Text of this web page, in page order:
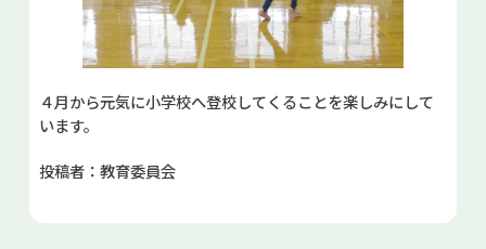
４月から元気に小学校へ登校してくることを楽しみにして
います。
投稿者：教育委員会